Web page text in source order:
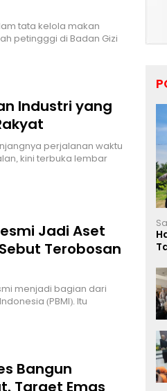
tata kelola makan
petingggi di Badan Gizi
Industri yang
perjalanan waktu
kini terbuka lembar
Jadi Aset
Terobosan
menjadi bagian dari
(PBMI). Itu
Bangun
Target Emas